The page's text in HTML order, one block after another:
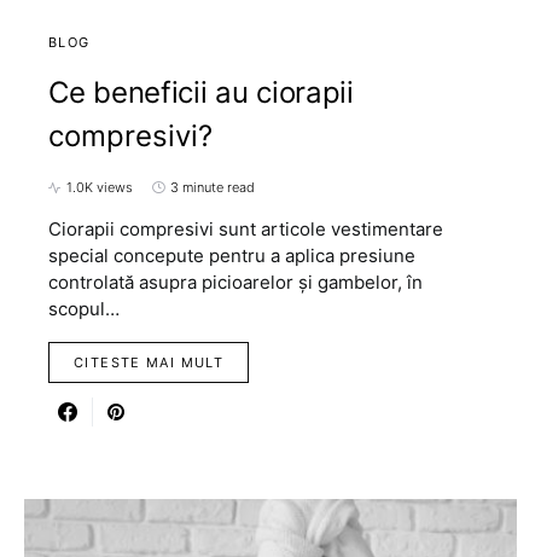
BLOG
Ce beneficii au ciorapii
compresivi?
1.0K views 3 minute read
Ciorapii compresivi sunt articole vestimentare
special concepute pentru a aplica presiune
controlată asupra picioarelor și gambelor, în
scopul…
CITESTE MAI MULT